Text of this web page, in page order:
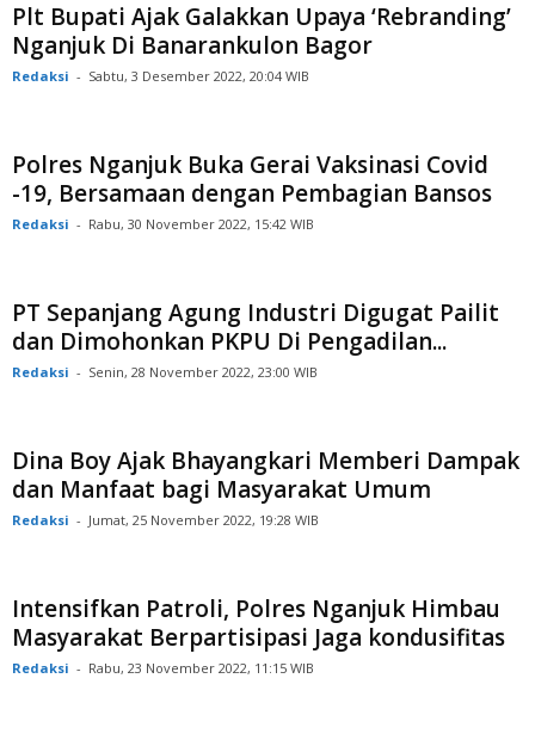
Plt Bupati Ajak Galakkan Upaya ‘Rebranding’
Nganjuk Di Banarankulon Bagor
Redaksi - Sabtu, 3 Desember 2022, 20:04 WIB
Polres Nganjuk Buka Gerai Vaksinasi Covid
-19, Bersamaan dengan Pembagian Bansos
Redaksi - Rabu, 30 November 2022, 15:42 WIB
PT Sepanjang Agung Industri Digugat Pailit
dan Dimohonkan PKPU Di Pengadilan...
Redaksi - Senin, 28 November 2022, 23:00 WIB
Dina Boy Ajak Bhayangkari Memberi Dampak
dan Manfaat bagi Masyarakat Umum
Redaksi - Jumat, 25 November 2022, 19:28 WIB
Intensifkan Patroli, Polres Nganjuk Himbau
Masyarakat Berpartisipasi Jaga kondusifitas
Redaksi - Rabu, 23 November 2022, 11:15 WIB